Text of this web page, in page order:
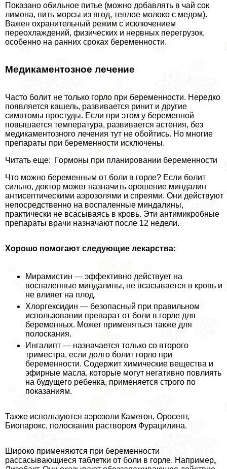
Показано обильное питье (можно добавлять в чай сок
лимона, пить морсы из ягод, теплое молоко с медом).
Важен охранительный режим с исключением
переохлаждений, физических и нервных перегрузок,
особенно на ранних сроках беременности.
Медикаментозное лечение
Часто болит не только горло при беременности. Нередко
появляется кашель, развивается ринит и другие
симптомы простуды. Если при этом у беременной
повышается температура, развивается астения, без
медикаментозного лечения тут не обойтись. Но многие
препараты при беременности исключены.
Читать еще: Гормоны при планировании беременности
Что можно беременным от боли в горле? Если болит
сильно, доктор может назначить орошение миндалин
антисептическими аэрозолями и спреями. Они действуют
непосредственно на воспаленные миндалины,
пpaктически не всасываясь в кровь. Эти антимикробные
препараты врачи назначают после 12 недели.
Хорошо помогают следующие лекарства:
Мирамистин — эффективно действует на
воспаленные миндалины, не всасывается в кровь и
не влияет на плод.
Хлоргексидин — безопасный при правильном
использовании препарат от боли в горле для
беременных. Может применяться также для
полоскания.
Ингалипт — назначается только со второго
триместра, если долго болит горло при
беременности. Содержит химические вещества и
эфирные масла, которые могут негативно повлиять
на будущего ребенка, применяется строго по
показаниям.
Также используются аэрозоли Каметон, Оросепт,
Биопарокс, полоскания раствором Фурацилина.
Широко применяются при беременности
рассасывающиеся таблетки от боли в горле. Например,